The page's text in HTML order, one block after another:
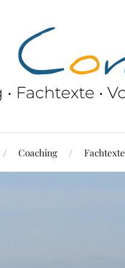
Coaching Fachtexte